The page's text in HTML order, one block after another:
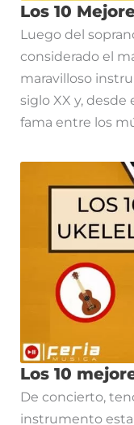
Los 10
Luego del
considerado el
maravilloso
siglo XX y,
fama entre los
Los 10
De concierto,
instrumento